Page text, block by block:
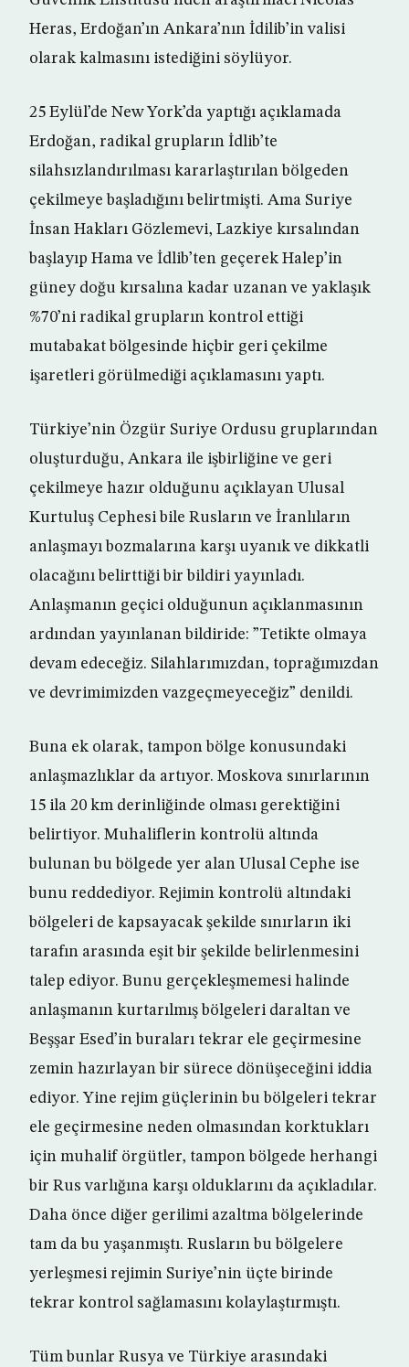
Heras, Erdoğan’ın Ankara’nın İdilib’in valisi
olarak kalmasını istediğini söylüyor.
25 Eylül’de New York’da yaptığı açıklamada
Erdoğan, radikal grupların İdlib’te
silahsızlandırılması kararlaştırılan bölgeden
çekilmeye başladığını belirtmişti. Ama Suriye
İnsan Hakları Gözlemevi, Lazkiye kırsalından
başlayıp Hama ve İdlib’ten geçerek Halep’in
güney doğu kırsalına kadar uzanan ve yaklaşık
%70’ni radikal grupların kontrol ettiği
mutabakat bölgesinde hiçbir geri çekilme
işaretleri görülmediği açıklamasını yaptı.
Türkiye’nin Özgür Suriye Ordusu gruplarından
oluşturduğu, Ankara ile işbirliğine ve geri
çekilmeye hazır olduğunu açıklayan Ulusal
Kurtuluş Cephesi bile Rusların ve İranlıların
anlaşmayı bozmalarına karşı uyanık ve dikkatli
olacağını belirttiği bir bildiri yayınladı.
Anlaşmanın geçici olduğunun açıklanmasının
ardından yayınlanan bildiride: ”Tetikte olmaya
devam edeceğiz. Silahlarımızdan, toprağımızdan
ve devrimimizden vazgeçmeyeceğiz” denildi.
Buna ek olarak, tampon bölge konusundaki
anlaşmazlıklar da artıyor. Moskova sınırlarının
15 ila 20 km derinliğinde olması gerektiğini
belirtiyor. Muhaliflerin kontrolü altında
bulunan bu bölgede yer alan Ulusal Cephe ise
bunu reddediyor. Rejimin kontrolü altındaki
bölgeleri de kapsayacak şekilde sınırların iki
tarafın arasında eşit bir şekilde belirlenmesini
talep ediyor. Bunu gerçekleşmemesi halinde
anlaşmanın kurtarılmış bölgeleri daraltan ve
Beşşar Esed’in buraları tekrar ele geçirmesine
zemin hazırlayan bir sürece dönüşeceğini iddia
ediyor. Yine rejim güçlerinin bu bölgeleri tekrar
ele geçirmesine neden olmasından korktukları
için muhalif örgütler, tampon bölgede herhangi
bir Rus varlığına karşı olduklarını da açıkladılar.
Daha önce diğer gerilimi azaltma bölgelerinde
tam da bu yaşanmıştı. Rusların bu bölgelere
yerleşmesi rejimin Suriye’nin üçte birinde
tekrar kontrol sağlamasını kolaylaştırmıştı.
Tüm bunlar Rusya ve Türkiye arasındaki